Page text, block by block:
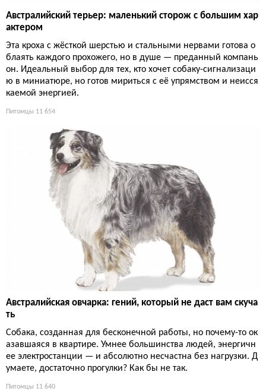
Австралийский терьер: маленький сторож с большим хар
актером
Эта кроха с жёсткой шерстью и стальными нервами готова о
блаять каждого прохожего, но в душе — преданный компань
он. Идеальный выбор для тех, кто хочет собаку-сигнализаци
ю в миниатюре, но готов мириться с её упрямством и неисся
каемой энергией.
Питомцы 11 654
Австралийская овчарка: гений, который не даст вам скуча
ть
Собака, созданная для бесконечной работы, но почему-то ок
азавшаяся в квартире. Умнее большинства людей, энергичн
ее электростанции — и абсолютно несчастна без нагрузки. Д
умаете, достаточно прогулки? Как бы не так.
Питомцы 11 640